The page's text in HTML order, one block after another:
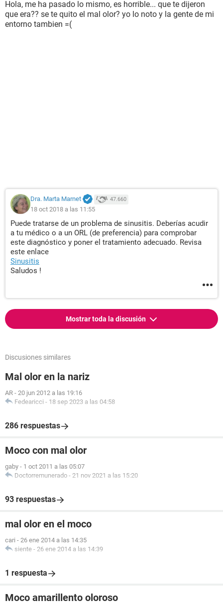
Hola, me ha pasado lo mismo, es horrible... que te dijeron
que era?? se te quito el mal olor? yo lo noto y la gente de mi
entorno tambien =(
Dra. Marta Marnet 47.660
18 oct 2018 a las 11:55
Puede tratarse de un problema de sinusitis. Deberías acudir
a tu médico o a un ORL (de preferencia) para comprobar
este diagnóstico y poner el tratamiento adecuado. Revisa
este enlace
Sinusitis
Saludos !
Mostrar toda la discusión
Discusiones similares
Mal olor en la nariz
AR - 20 jun 2012 a las 19:16
Fedearicci - 18 sep 2023 a las 04:58
286 respuestas
Moco con mal olor
gaby - 1 oct 2011 a las 05:07
Doctorremunerado - 21 nov 2021 a las 15:20
93 respuestas
mal olor en el moco
cari - 26 ene 2014 a las 14:35
siente - 26 ene 2014 a las 14:39
1 respuesta
Moco amarillento oloroso